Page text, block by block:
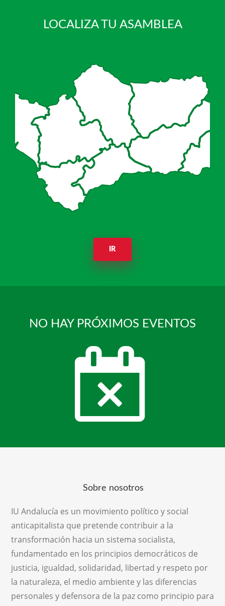
LOCALIZA TU ASAMBLEA
IR
NO HAY PRÓXIMOS EVENTOS
Sobre nosotros
IU Andalucía es un movimiento político y social
anticapitalista que pretende contribuir a la
transformación hacia un sistema socialista,
fundamentado en los principios democráticos de
justicia, igualdad, solidaridad, libertad y respeto por
la naturaleza, el medio ambiente y las diferencias
personales y defensora de la paz como principio para